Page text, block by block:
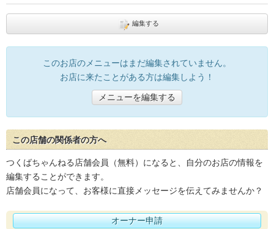
編集する
このお店のメニューはまだ編集されていません。
お店に来たことがある方は編集しよう！
メニューを編集する
この店舗の関係者の方へ
つくばちゃんねる店舗会員（無料）になると、自分のお店の情報を
編集することができます。
店舗会員になって、お客様に直接メッセージを伝えてみませんか？
オーナー申請